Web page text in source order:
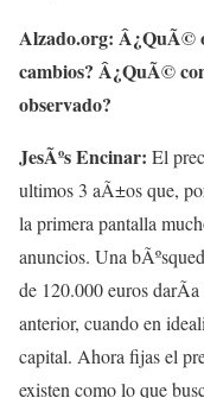
Alzado.org: Â¿QuÃ©
cambios? Â¿QuÃ©
observado?
JesÃºs Encinar: El
ultimos 3 aÃ±os que,
la primera pantalla
anuncios. Una
de 120.000 euros
anterior, cuando en
capital. Ahora fijas el
existen como lo que